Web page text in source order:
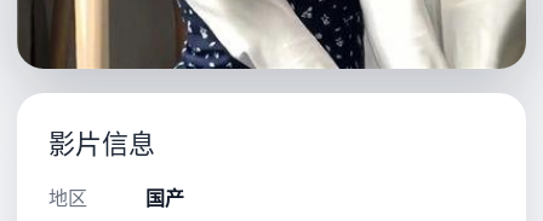
影片信息
地区 国产